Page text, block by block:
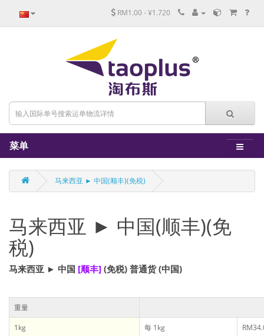
RM1.00 - ¥1.720
菜单
马来西亚 ► 中国(顺丰)(免税)
马来西亚 ► 中国(顺丰)(免
税)
马来西亚 ► 中国 [顺丰] (免税) 普通货 (中国)
重量
1kg
每 1kg